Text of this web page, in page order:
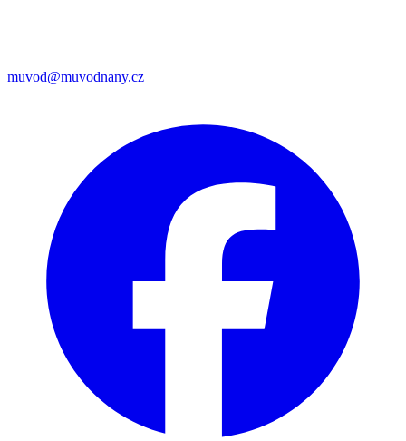
muvod@muvodnany.cz